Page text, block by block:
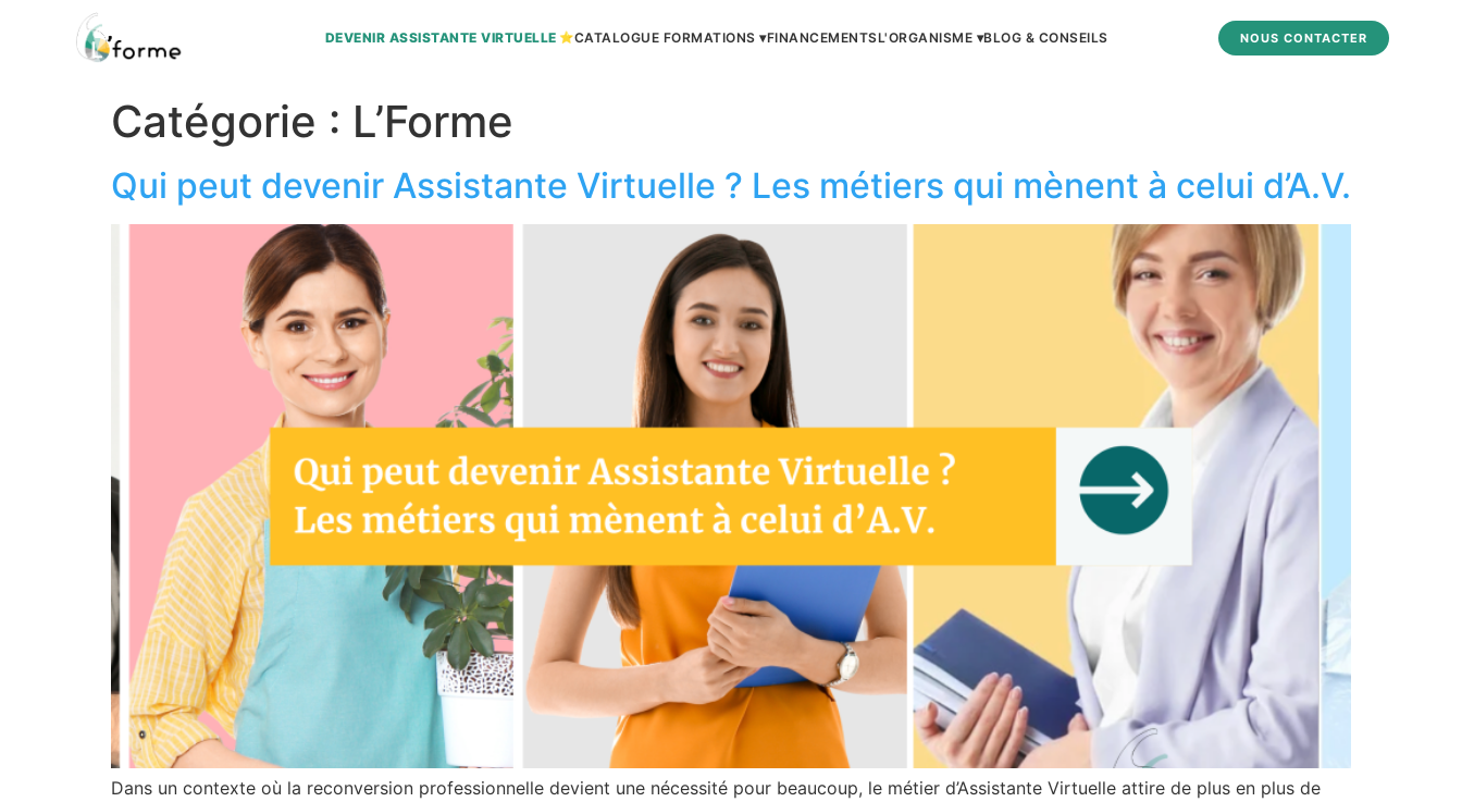
DEVENIR ASSISTANTE VIRTUELLE CATALOGUE FORMATIONS ▾FINANCEMENTSL'ORGANISME ▾BLOG & CONSEILS NOUS CONTACTER
Catégorie : L’Forme
Qui peut devenir Assistante Virtuelle ? Les métiers qui mènent à celui d’A.V.
Dans un contexte où la reconversion professionnelle devient une nécessité pour beaucoup, le métier d’Assistante Virtuelle attire de plus en plus de